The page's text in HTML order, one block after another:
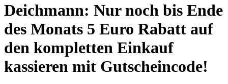
Deichmann: Nur noch bis Ende
des Monats 5 Euro Rabatt auf
den kompletten Einkauf
kassieren mit Gutscheincode!